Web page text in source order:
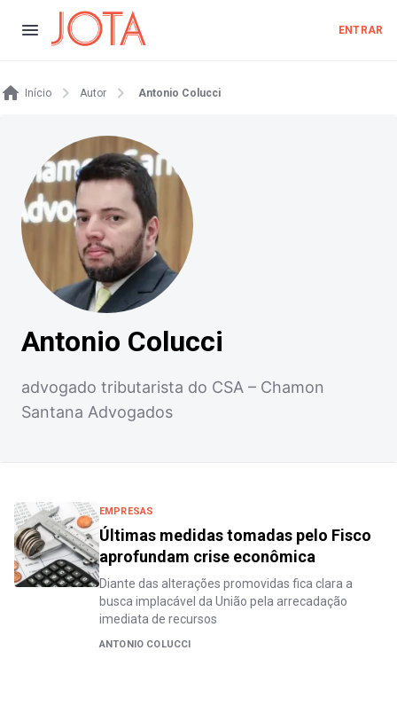
ENTRAR
Início Autor Antonio Colucci
Antonio Colucci
advogado tributarista do CSA – Chamon
Santana Advogados
EMPRESAS
Últimas medidas tomadas pelo Fisco
aprofundam crise econômica
Diante das alterações promovidas fica clara a
busca implacável da União pela arrecadação
imediata de recursos
ANTONIO COLUCCI